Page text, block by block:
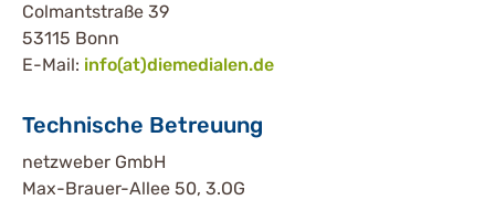
Colmantstraße 39
53115 Bonn
E-Mail: info(at)diemedialen.de
Technische Betreuung
netzweber GmbH
Max-Brauer-Allee 50, 3.OG